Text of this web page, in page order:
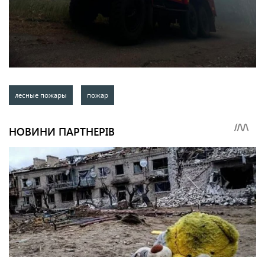
лесные пожары пожар